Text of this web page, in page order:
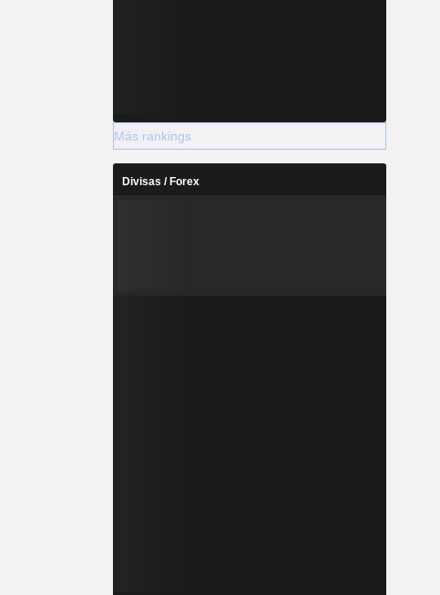
Más rankings
Divisas / Forex